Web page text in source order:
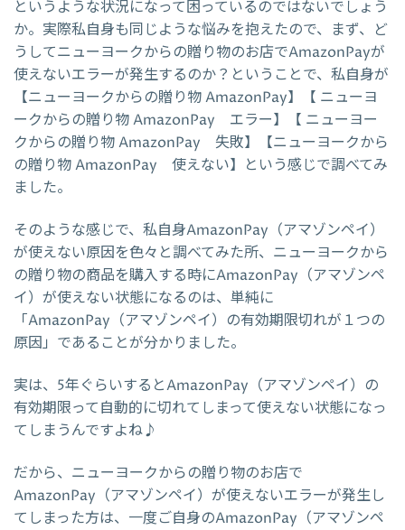
というような状況になって困っているのではないでしょう
か。実際私自身も同じような悩みを抱えたので、まず、ど
うしてニューヨークからの贈り物のお店でAmazonPayが
使えないエラーが発生するのか？ということで、私自身が
【ニューヨークからの贈り物 AmazonPay】【 ニューヨ
ークからの贈り物 AmazonPay エラー】【 ニューヨー
クからの贈り物 AmazonPay 失敗】【ニューヨークから
の贈り物 AmazonPay 使えない】という感じで調べてみ
ました。
そのような感じで、私自身AmazonPay（アマゾンペイ）
が使えない原因を色々と調べてみた所、ニューヨークから
の贈り物の商品を購入する時にAmazonPay（アマゾンペ
イ）が使えない状態になるのは、単純に
「AmazonPay（アマゾンペイ）の有効期限切れが１つの
原因」であることが分かりました。
実は、5年ぐらいするとAmazonPay（アマゾンペイ）の
有効期限って自動的に切れてしまって使えない状態になっ
てしまうんですよね♪
だから、ニューヨークからの贈り物のお店で
AmazonPay（アマゾンペイ）が使えないエラーが発生し
てしまった方は、一度ご自身のAmazonPay（アマゾンペ